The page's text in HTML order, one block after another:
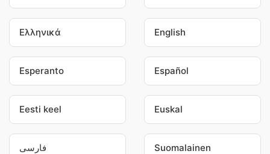
Ελληνικά English
Esperanto Español
Eesti keel Euskal
فارسی Suomalainen